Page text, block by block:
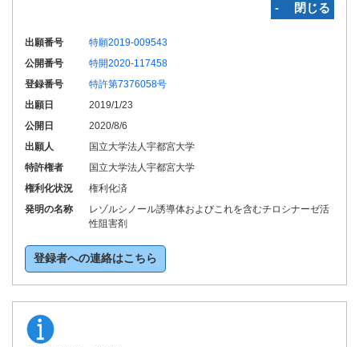
‐ 閉じる
出願番号
特願2019-009543
公開番号
特開2020-117458
登録番号
特許第7376058号
出願日
2019/1/23
公開日
2020/8/6
出願人
国立大学法人宇都宮大学
特許権者
国立大学法人宇都宮大学
権利化状況
権利化済
発明の名称
レゾルシノール誘導体およびこれを含むチロシナーゼ活
性阻害剤
登録者への連絡はこちら